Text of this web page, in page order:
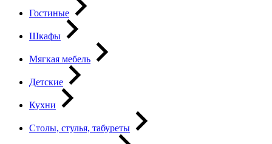
Гостиные
Шкафы
Мягкая мебель
Детские
Кухни
Столы, стулья, табуреты